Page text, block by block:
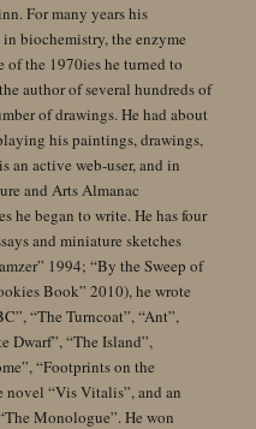
For many years his
biochemistry, the enzyme
of the 1970ies he turned to
author of several hundreds of
of drawings. He had about
his paintings, drawings,
an active web-user, and in
and Arts Almanac
he began to write. He has four
and miniature sketches
1994; “By the Sweep of
Book” 2010), he wrote
“The Turncoat”, “Ant”,
Dwarf”, “The Island”,
“Footprints on the
novel “Vis Vitalis”, and an
Monologue”. He won